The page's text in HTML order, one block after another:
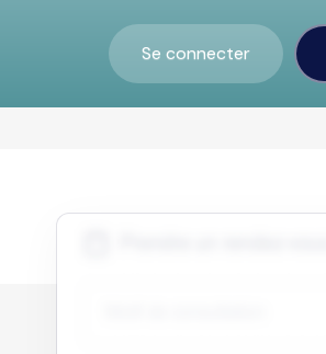
Se connecter